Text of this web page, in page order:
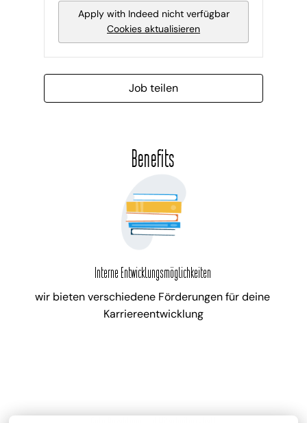
Apply with Indeed nicht verfügbar
Cookies aktualisieren
Job teilen
Benefits
Interne Entwicklungsmöglichkeiten
wir bieten verschiedene Förderungen für deine
Karriereentwicklung